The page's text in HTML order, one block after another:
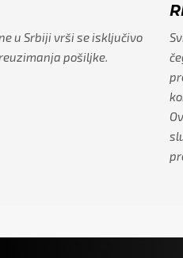
u Srbiji vrši se isključivo
pošiljke.